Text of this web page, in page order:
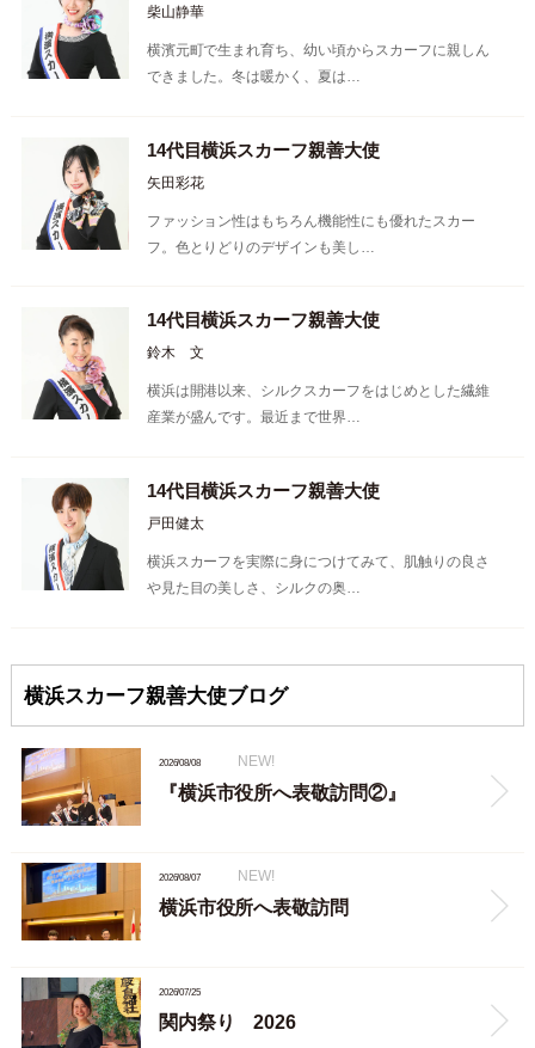
柴山静華
横濱元町で生まれ育ち、幼い頃からスカーフに親しん
できました。冬は暖かく、夏は…
14代目横浜スカーフ親善大使
矢田彩花
ファッション性はもちろん機能性にも優れたスカー
フ。色とりどりのデザインも美し…
14代目横浜スカーフ親善大使
鈴木 文
横浜は開港以来、シルクスカーフをはじめとした繊維
産業が盛んです。最近まで世界…
14代目横浜スカーフ親善大使
戸田健太
横浜スカーフを実際に身につけてみて、肌触りの良さ
や見た目の美しさ、シルクの奥…
横浜スカーフ親善大使ブログ
2026/08/08 NEW!
『横浜市役所へ表敬訪問②』
2026/08/07 NEW!
横浜市役所へ表敬訪問
2026/07/25
関内祭り 2026